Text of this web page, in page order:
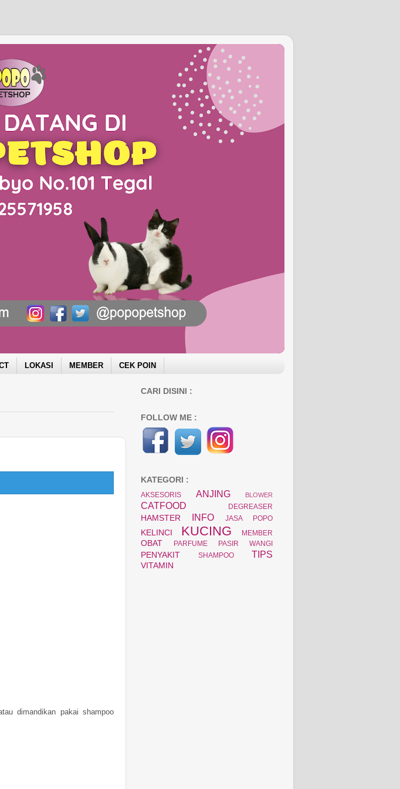
LOKASI MEMBER CEK POIN
dimandikan pakai shampoo
CARI DISINI :
FOLLOW ME :
KATEGORI :
AKSESORIS ANJING BLOWER
CATFOOD DEGREASER
HAMSTER INFO JASA POPO
KELINCI KUCING MEMBER
OBAT PARFUME PASIR WANGI
PENYAKIT SHAMPOO TIPS
VITAMIN